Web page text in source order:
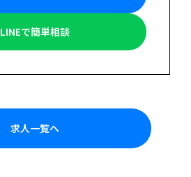
LINEで簡単相談
求人一覧へ